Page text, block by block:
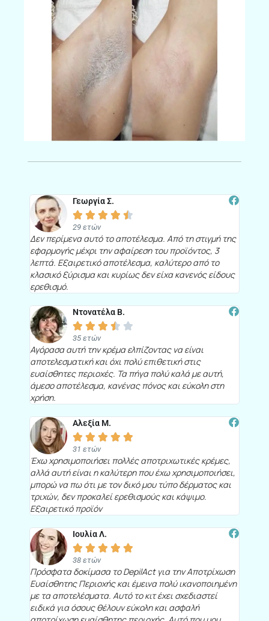
Γεωργία Σ.
    
29 ετών
Δεν περίμενα αυτό το αποτέλεσμα. Από τη στιγμή της
εφαρμογής μέχρι την αφαίρεση του προϊόντος, 3
λεπτά. Εξαιρετικό αποτέλεσμα, καλύτερο από το
κλασικό ξύρισμα και κυρίως δεν είχα κανενός είδους
ερεθισμό.
Ντονατέλα Β.
    
35 ετών
Αγόρασα αυτή την κρέμα ελπίζοντας να είναι
αποτελεσματική και όχι πολύ επιθετική στις
ευαίσθητες περιοχές. Τα πήγα πολύ καλά με αυτή,
άμεσο αποτέλεσμα, κανένας πόνος και εύκολη στη
χρήση.
Αλεξία Μ.
    
31 ετών
Έχω χρησιμοποιήσει πολλές αποτριχωτικές κρέμες,
αλλά αυτή είναι η καλύτερη που έχω χρησιμοποιήσει,
μπορώ να πω ότι με τον δικό μου τύπο δέρματος και
τριχών, δεν προκαλεί ερεθισμούς και κάψιμο.
Εξαιρετικό προϊόν
Ιουλία Λ.
    
38 ετών
Πρόσφατα δοκίμασα το DepilAct για την Αποτρίχωση
Ευαίσθητης Περιοχής και έμεινα πολύ ικανοποιημένη
με τα αποτελέσματα. Αυτό το κιτ έχει σχεδιαστεί
ειδικά για όσους θέλουν εύκολη και ασφαλή